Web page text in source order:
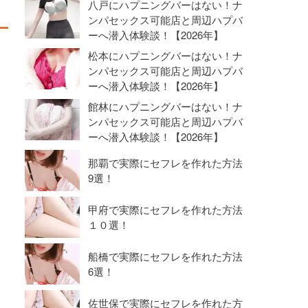
八戸にハプニングバーはない！ナ
ンパセックス可能店と周辺ハプバ
ーへ潜入体験談！【2026年】
松本にハプニングバーはない！ナ
ンパセックス可能店と周辺ハプバ
ーへ潜入体験談！【2026年】
館林にハプニングバーはない！ナ
ンパセックス可能店と周辺ハプバ
ーへ潜入体験談！【2026年】
那覇で実際にセフレを作れた方法
9選！
甲府で実際にセフレを作れた方法
１０選！
船橋で実際にセフレを作れた方法
6選！
佐世保で実際にセフレを作れた方